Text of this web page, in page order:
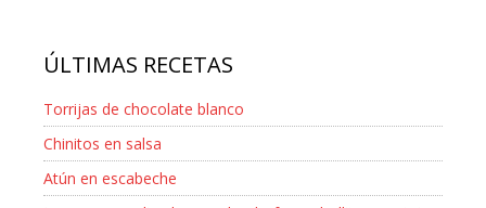
ÚLTIMAS RECETAS
Torrijas de chocolate blanco
Chinitos en salsa
Atún en escabeche